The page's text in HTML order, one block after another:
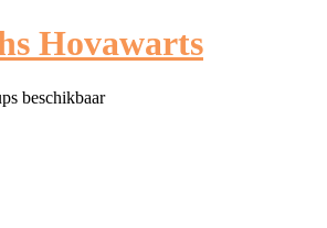
Hovawarts
beschikbaar